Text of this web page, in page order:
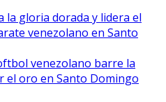
la gloria dorada y lidera el
venezolano en Santo
venezolano barre la
el oro en Santo Domingo